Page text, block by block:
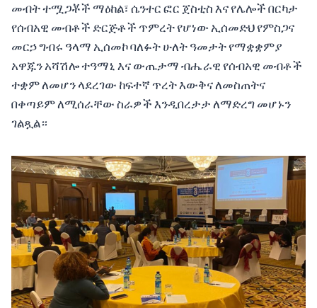
መብት ተሟጋቾች ማዕከል፣ ሴንተር ፎር ጀስቲስ እና የሌሎች በርካታ
የሰብአዊ መብቶች ድርጅቶች ጥምረት የሆነው ኢሰመድህ የምስጋና
መርኃ ግብሩ ዓላማ ኢሰመኮ ባለፉት ሁለት ዓመታት የማቋቋምያ
አዋጁን አሻሽሎ ተዓማኒ እና ውጤታማ ብሔራዊ የሰብአዊ መብቶች
ተቋም ለመሆን ላደረገው ከፍተኛ ጥረት እውቅና ለመስጠትና
በቀጣይም ለሚሰራቸው ስራዎች እንዲበረታታ ለማድረግ መሆኑን
ገልጿል።